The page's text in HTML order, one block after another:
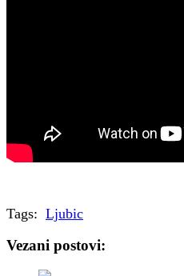
Tags: Ljubic
Vezani postovi: